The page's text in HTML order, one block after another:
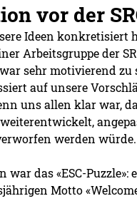
vor der
Ideen konkretisiert
Arbeitsgruppe der
sehr motivierend zu
auf unsere
uns allen klar war,
werden würde.
war das «ESC-Puzzle»:
Motto